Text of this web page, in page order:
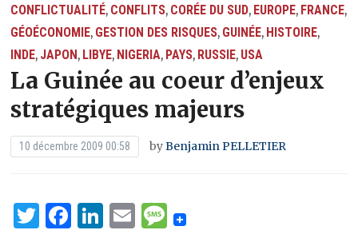
CONFLICTUALITÉ, CONFLITS, CORÉE DU SUD, EUROPE, FRANCE,
GÉOÉCONOMIE, GESTION DES RISQUES, GUINÉE, HISTOIRE,
INDE, JAPON, LIBYE, NIGERIA, PAYS, RUSSIE, USA
La Guinée au coeur d’enjeux
stratégiques majeurs
10 décembre 2009 00:58 byBenjamin PELLETIER
Twitter
Facebook
LinkedIn
EmailMessage